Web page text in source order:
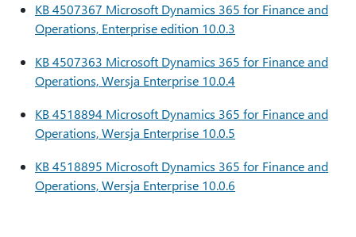
KB 4507367 Microsoft Dynamics 365 for Finance and
Operations, Enterprise edition 10.0.3
KB 4507363 Microsoft Dynamics 365 for Finance and
Operations, Wersja Enterprise 10.0.4
KB 4518894 Microsoft Dynamics 365 for Finance and
Operations, Wersja Enterprise 10.0.5
KB 4518895 Microsoft Dynamics 365 for Finance and
Operations, Wersja Enterprise 10.0.6